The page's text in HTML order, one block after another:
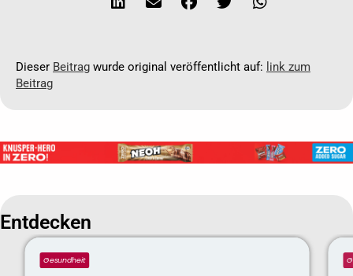
Dieser Beitrag wurde original veröffentlicht auf: link zum
Beitrag
Entdecken
Gesundheit